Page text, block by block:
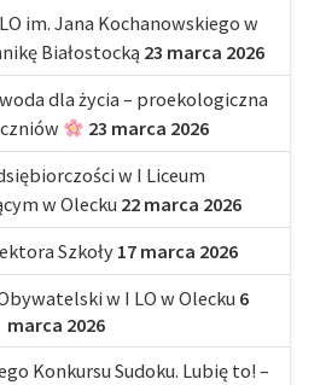
im. Jana Kochanowskiego w
Białostocką 23 marca 2026
dla życia – proekologiczna
23 marca 2026
w I Liceum
w Olecku 22 marca 2026
Szkoły 17 marca 2026
w I LO w Olecku 6
marca 2026
Konkursu Sudoku. Lubię to! –